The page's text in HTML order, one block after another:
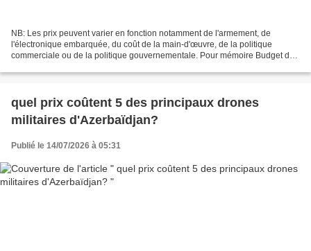
NB: Les prix peuvent varier en fonction notamment de l'armement, de
l'électronique embarquée, du coût de la main-d'œuvre, de la politique
commerciale ou de la politique gouvernementale. Pour mémoire Budget de
quel prix coûtent 5 des principaux drones
militaires d'Azerbaïdjan?
Publié le 14/07/2026 à 05:31